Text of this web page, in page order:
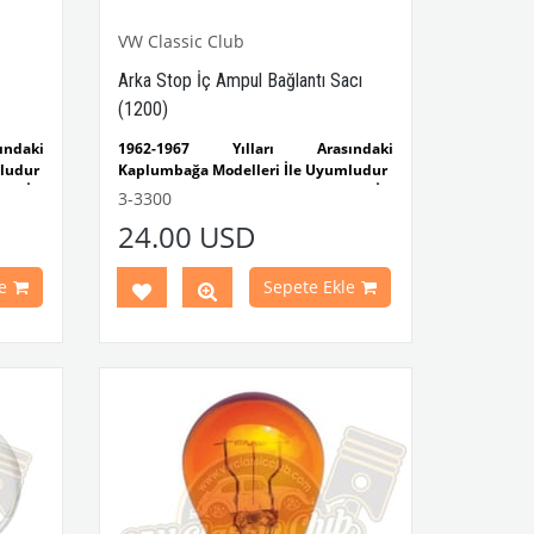
İle
VW Classic Club
Arka Stop İç Ampul Bağlantı Sacı
(1200)
1962-1967 Yılları Arasındaki
Kaplumbağa Modelleri İle Uyumludur
1200 Kaplumbağa Modelleri İle
3-3300
24.00 USD
Sepete Ekle